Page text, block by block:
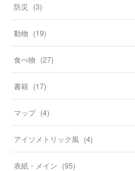
防災 (3)
動物 (19)
食べ物 (27)
書籍 (17)
マップ (4)
アイソメトリック風 (4)
表紙・メイン (95)